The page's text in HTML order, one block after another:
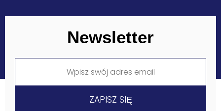
Newsletter